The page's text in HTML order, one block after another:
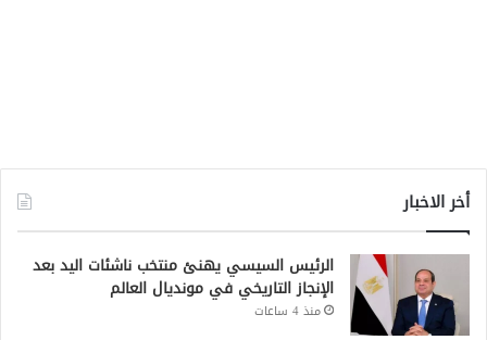
أخر الاخبار
الرئيس السيسي يهنئ منتخب ناشئات اليد بعد
الإنجاز التاريخي في مونديال العالم
منذ 4 ساعات